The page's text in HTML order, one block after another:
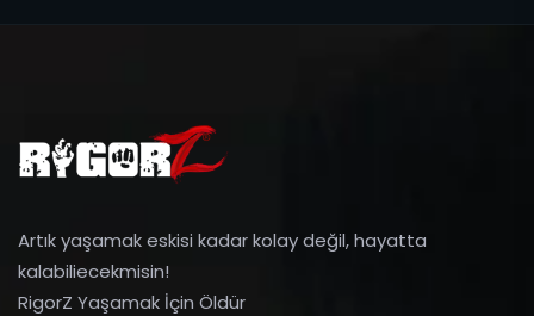
Artık yaşamak eskisi kadar kolay değil, hayatta
kalabiliecekmisin!
RigorZ Yaşamak İçin Öldür